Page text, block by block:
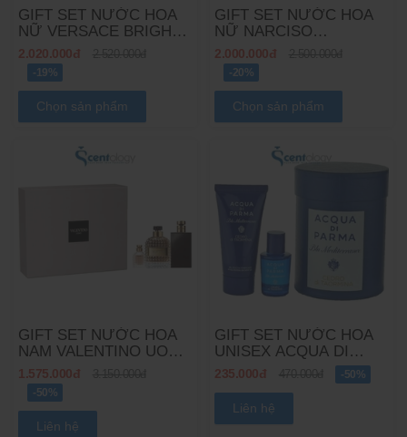
GIFT SET NƯỚC HOA
NỮ VERSACE BRIGHT
CRYSTAL 3PCS
2.020.000đ
-19%
Chọn sản phẩm
GIFT SET NƯỚC HOA
NỮ NARCISO
RODRIGUEZ FOR HER
EDP 3PCS
2.000.000đ
-20%
Chọn sản phẩm
GIFT SET NƯỚC HOA
NAM VALENTINO UOMO
FOR MEN 3PCS
1.575.000đ
-50%
Liên hệ
GIFT SET NƯỚC HOA
UNISEX ACQUA DI
PARMA BLU
MEDITERRANEO 2PCS
235.000đ -50%
Liên hệ